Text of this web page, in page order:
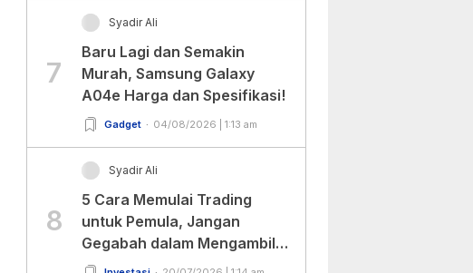
7
Syadir Ali
Baru Lagi dan Semakin
Murah, Samsung Galaxy
A04e Harga dan Spesifikasi!
Gadget 04/08/2026 | 1:13 am
8
Syadir Ali
5 Cara Memulai Trading
untuk Pemula, Jangan
Gegabah dalam Mengambil
Keputusan!